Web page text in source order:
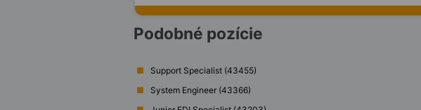
Podobné pozície
Support Specialist (43455)
System Engineer (43366)